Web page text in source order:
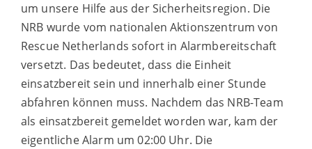
um unsere Hilfe aus der Sicherheitsregion. Die
NRB wurde vom nationalen Aktionszentrum von
Rescue Netherlands sofort in Alarmbereitschaft
versetzt. Das bedeutet, dass die Einheit
einsatzbereit sein und innerhalb einer Stunde
abfahren können muss. Nachdem das NRB-Team
als einsatzbereit gemeldet worden war, kam der
eigentliche Alarm um 02:00 Uhr. Die